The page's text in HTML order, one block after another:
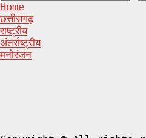
Home
छत्तीसगढ़
राष्ट्रीय
अंतर्राष्ट्रीय
मनोरंजन